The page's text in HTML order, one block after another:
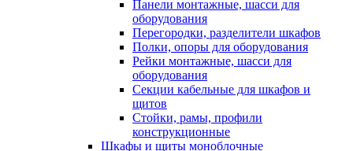
Панели монтажные, шасси для
оборудования
Перегородки, разделители шкафов
Полки, опоры для оборудования
Рейки монтажные, шасси для
оборудования
Секции кабельные для шкафов и
щитов
Стойки, рамы, профили
конструкционные
Шкафы и щиты моноблочные